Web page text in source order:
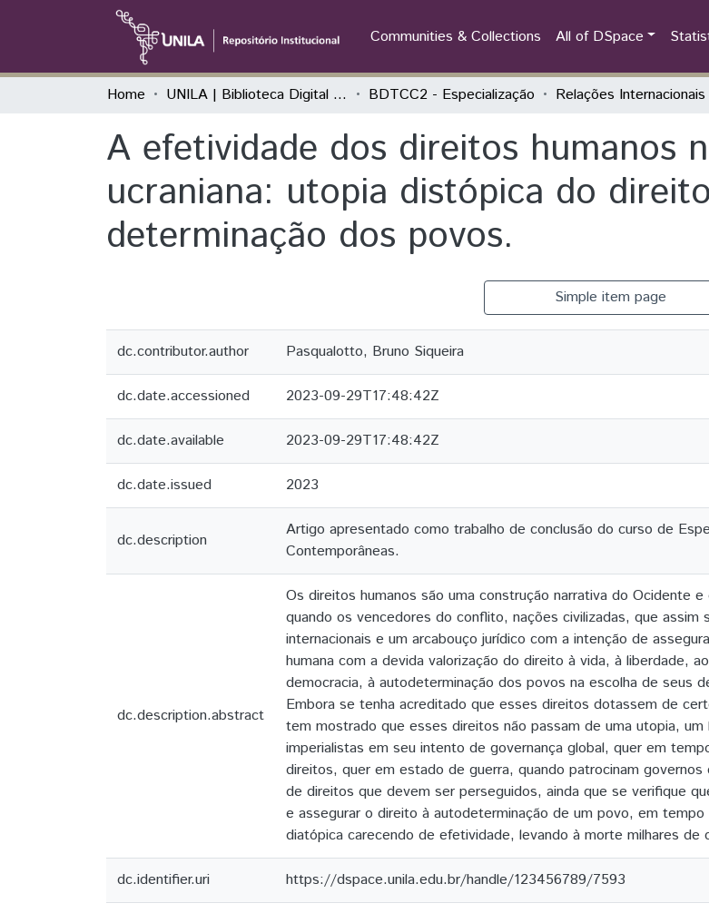
Communities & Collections All of DSpace
Home UNILA | Biblioteca Digital de Trabalhos de Conclusão de Curso BDTCC2 - Especialização
A efetividade dos direitos humanos
ucraniana: utopia distópica do
determinação dos povos.
Simple item page
dc.contributor.author Pasqualotto, Bruno Siqueira
dc.date.accessioned 2023-09-29T17:48:42Z
dc.date.available 2023-09-29T17:48:42Z
dc.date.issued 2023
dc.description
Artigo apresentado como trabalho de conclusão do curso de
Contemporâneas.
dc.description.abstract
Os direitos humanos são uma construção narrativa do Ocidente
quando os vencedores do conflito, nações civilizadas, que assim
internacionais e um arcabouço jurídico com a intenção de
humana com a devida valorização do direito à vida, à liberdade,
democracia, à autodeterminação dos povos na escolha de seus
Embora se tenha acreditado que esses direitos dotassem de
tem mostrado que esses direitos não passam de uma utopia,
imperialistas em seu intento de governança global, quer em
direitos, quer em estado de guerra, quando patrocinam
de direitos que devem ser perseguidos, ainda que se verifique
e assegurar o direito à autodeterminação de um povo, em
diatópica carecendo de efetividade, levando à morte milhares de
dc.identifier.uri https://dspace.unila.edu.br/handle/123456789/7593